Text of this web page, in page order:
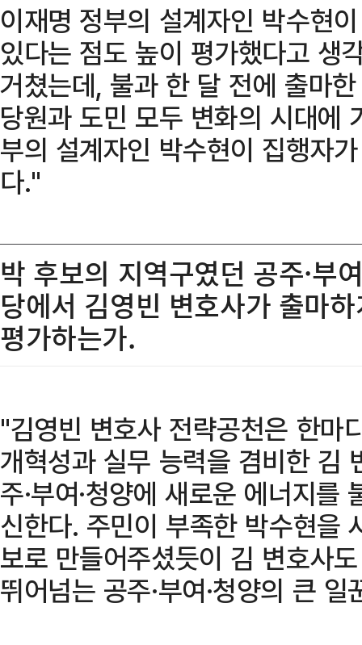
이재명 정부의 설계자인 박수현
있다는 점도 높이 평가했다고 생
거쳤는데, 불과 한 달 전에 출마
당원과 도민 모두 변화의 시대에
부의 설계자인 박수현이 집행자
다."
박 후보의 지역구였던 공주·부
당에서 김영빈 변호사가 출마
평가하는가.
"김영빈 변호사 전략공천은 한마
개혁성과 실무 능력을 겸비한 김
주·부여·청양에 새로운 에너지
신한다. 주민이 부족한 박수현을
보로 만들어주셨듯이 김 변호사
뛰어넘는 공주·부여·청양의 큰